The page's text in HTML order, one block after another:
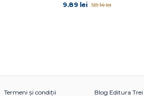
9.89 lei 58.14 lei
Termeni și condiții Blog Editura Trei